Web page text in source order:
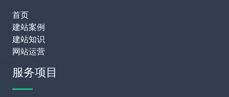
首页
建站案例
建站知识
网站运营
服务项目